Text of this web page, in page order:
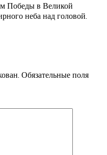
Победы в Великой
неба над головой.
Обязательные поля